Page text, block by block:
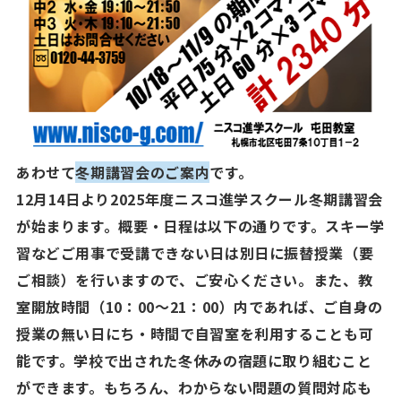
あわせて冬期講習会のご案内です。
12月14日より2025年度ニスコ進学スクール冬期講習会
が始まります。概要・日程は以下の通りです。スキー学
習などご用事で受講できない日は別日に振替授業（要
ご相談）を行いますので、ご安心ください。また、教
室開放時間（10：00～21：00）内であれば、ご自身の
授業の無い日にち・時間で自習室を利用することも可
能です。学校で出された冬休みの宿題に取り組むこと
ができます。もちろん、わからない問題の質問対応も